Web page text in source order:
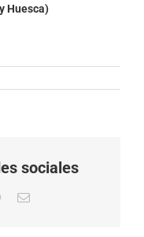
Huesca)
sociales
WhatsApp
Correo